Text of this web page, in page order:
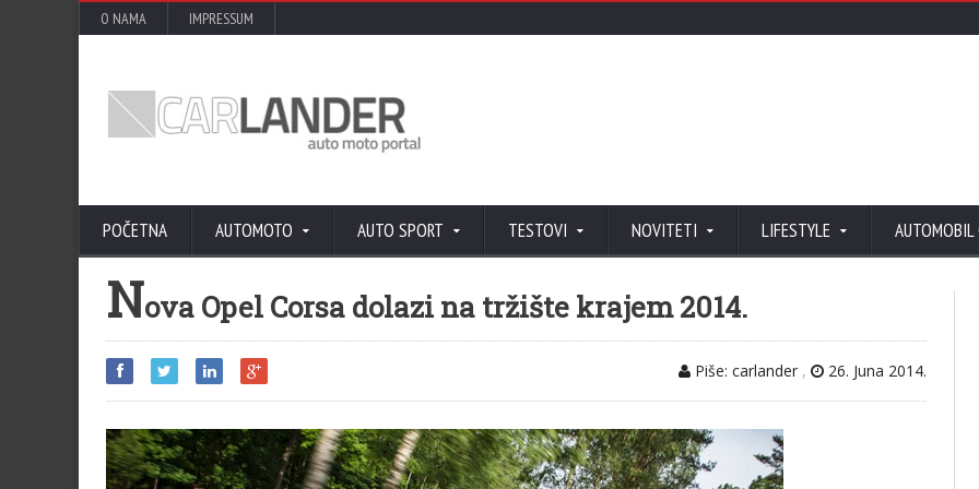
O NAMA IMPRESSUM
POČETNA AUTOMOTO AUTO SPORT TESTOVI NOVITETI LIFESTYLE AUTOMOBIL
Nova Opel Corsa dolazi na tržište krajem 2014.
Piše: carlander , 26. Juna 2014.